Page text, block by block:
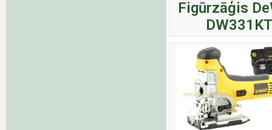
Figūrzāģis
DW331KT